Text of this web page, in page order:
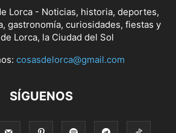
Lorca - Noticias, historia, deportes,
gastronomía, curiosidades, fiestas y
Lorca, la Ciudad del Sol
cosasdelorca@gmail.com
SÍGUENOS